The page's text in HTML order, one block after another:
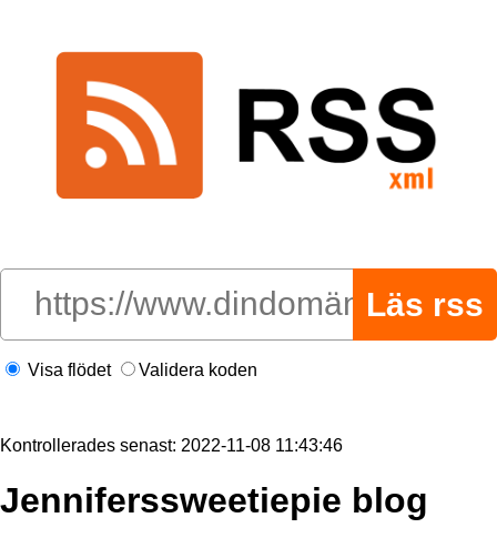
Visa flödet Validera koden
Kontrollerades senast: 2022-11-08 11:43:46
Jenniferssweetiepie blog